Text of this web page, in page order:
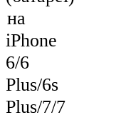
на
iPhone
6/6
Plus/6s
Plus/7/7